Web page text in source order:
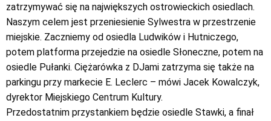
zatrzymywać się na największych ostrowieckich osiedlach.
Naszym celem jest przeniesienie Sylwestra w przestrzenie
miejskie. Zaczniemy od osiedla Ludwików i Hutniczego,
potem platforma przejedzie na osiedle Słoneczne, potem na
osiedle Pułanki. Ciężarówka z DJami zatrzyma się także na
parkingu przy markecie E. Leclerc – mówi Jacek Kowalczyk,
dyrektor Miejskiego Centrum Kultury.
Przedostatnim przystankiem będzie osiedle Stawki, a finał